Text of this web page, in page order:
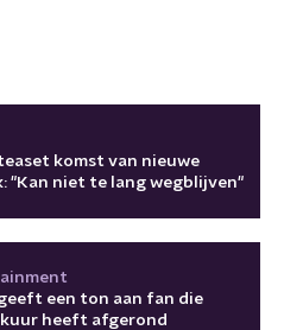
komst van nieuwe
"Kan niet te lang wegblijven"
een ton aan fan die
heeft afgerond